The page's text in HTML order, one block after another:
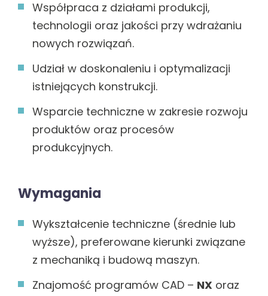
Współpraca z działami produkcji,
technologii oraz jakości przy wdrażaniu
nowych rozwiązań.
Udział w doskonaleniu i optymalizacji
istniejących konstrukcji.
Wsparcie techniczne w zakresie rozwoju
produktów oraz procesów
produkcyjnych.
Wymagania
Wykształcenie techniczne (średnie lub
wyższe), preferowane kierunki związane
z mechaniką i budową maszyn.
Znajomość programów CAD – NX oraz